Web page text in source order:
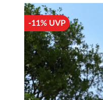
-11% UVP